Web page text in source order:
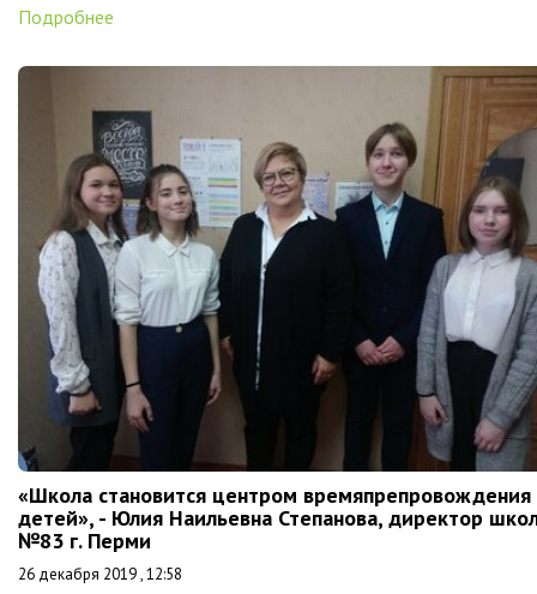
Подробнее
«Школа становится центром времяпрепровождения
детей», - Юлия Наильевна Степанова, директор
№83 г. Перми
26 декабря 2019 , 12:58